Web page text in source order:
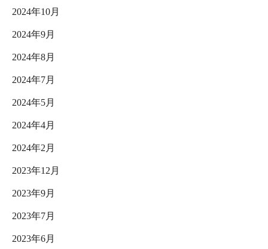
2024年10月
2024年9月
2024年8月
2024年7月
2024年5月
2024年4月
2024年2月
2023年12月
2023年9月
2023年7月
2023年6月